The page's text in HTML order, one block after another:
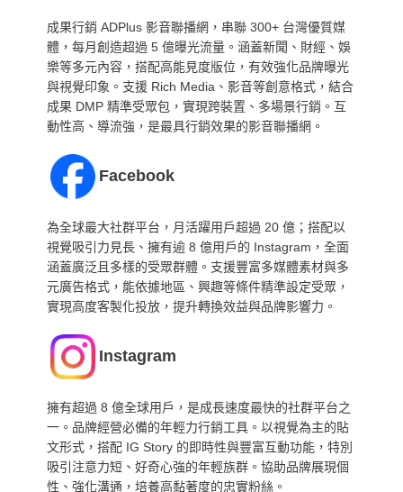
成果行銷 ADPlus 影音聯播網，串聯 300+ 台灣優質媒
體，每月創造超過 5 億曝光流量。涵蓋新聞、財經、娛
樂等多元內容，搭配高能見度版位，有效強化品牌曝光
與視覺印象。支援 Rich Media、影音等創意格式，結合
成果 DMP 精準受眾包，實現跨裝置、多場景行銷。互
動性高、導流強，是最具行銷效果的影音聯播網。
Facebook
為全球最大社群平台，月活躍用戶超過 20 億；搭配以
視覺吸引力見長、擁有逾 8 億用戶的 Instagram，全面
涵蓋廣泛且多樣的受眾群體。支援豐富多媒體素材與多
元廣告格式，能依據地區、興趣等條件精準設定受眾，
實現高度客製化投放，提升轉換效益與品牌影響力。
Instagram
擁有超過 8 億全球用戶，是成長速度最快的社群平台之
一。品牌經營必備的年輕力行銷工具。以視覺為主的貼
文形式，搭配 IG Story 的即時性與豐富互動功能，特別
吸引注意力短、好奇心強的年輕族群。協助品牌展現個
性、強化溝通，培養高黏著度的忠實粉絲。